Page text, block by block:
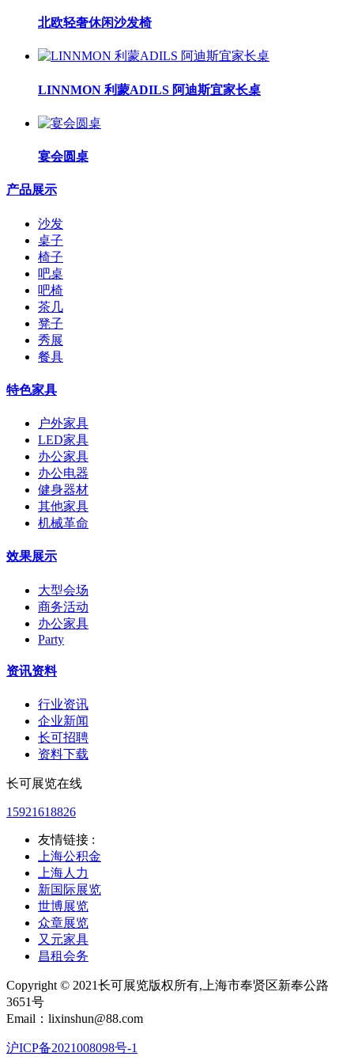
北欧轻奢休闲沙发椅
LINNMON 利蒙ADILS 阿迪斯宜家长桌
宴会圆桌
产品展示
沙发
桌子
椅子
吧桌
吧椅
茶几
凳子
秀展
餐具
特色家具
户外家具
LED家具
办公家具
办公电器
健身器材
其他家具
机械革命
效果展示
大型会场
商务活动
办公家具
Party
资讯资料
行业资讯
企业新闻
长可招聘
资料下载
长可展览在线
15921618826
友情链接 :
上海公积金
上海人力
新国际展览
世博展览
众章展览
又元家具
昌租会务
Copyright © 2021长可展览版权所有,上海市奉贤区新奉公路
3651号
Email：lixinshun@88.com
沪ICP备2021008098号-1